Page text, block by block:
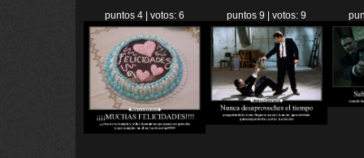
puntos 4 | votos: 6 puntos 9 | votos: 9